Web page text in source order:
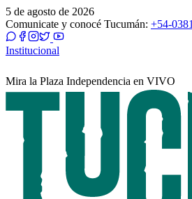
5 de agosto de 2026
Comunicate y conocé Tucumán: +54-
Institucional
Mira la Plaza Independencia en VIVO